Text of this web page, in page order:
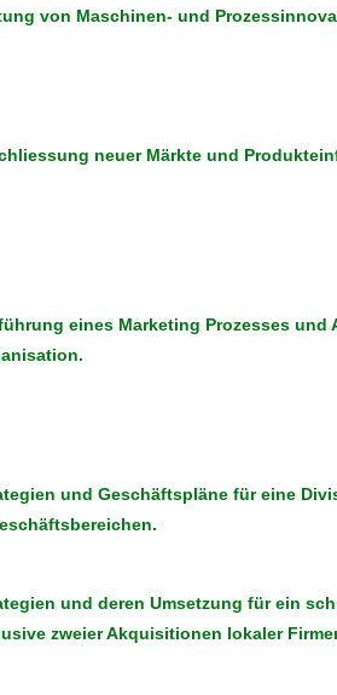
von Maschinen- und
neuer Märkte und
eines Marketing Prozesses und
und Geschäftspläne für eine
und deren Umsetzung für ein
zweier Akquisitionen lokaler